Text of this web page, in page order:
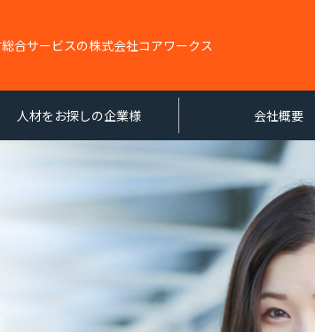
合サービスの株式会社コアワークス
人材をお探しの企業様 会社概要